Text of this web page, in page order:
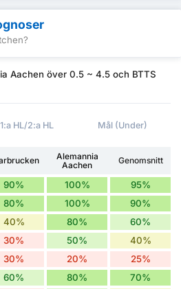
Aachen över 0.5 ~ 4.5 och BTTS
1:a HL/2:a HL Mål (Under)
Alemannia
Aachen
Genomsnitt
90% 100% 95%
80% 100% 90%
40% 80% 60%
30% 50% 40%
30% 20% 25%
60% 80% 70%